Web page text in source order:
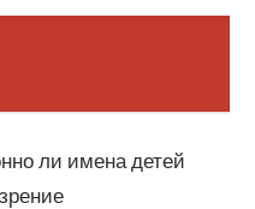
ли имена детей